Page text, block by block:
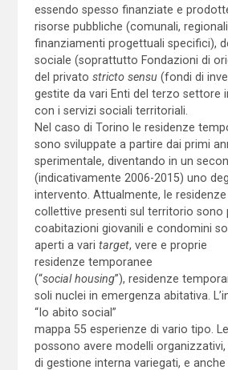
essendo spesso finanziate e
risorse pubbliche (comunali,
finanziamenti progettuali specifici),
sociale (soprattutto Fondazioni di
del privato stricto sensu(fondi di
gestite da vari Enti del terzo settore
con i servizi sociali territoriali.
Nel caso di Torino le residenze
sono sviluppate a partire dai primi
sperimentale, diventando in un
(indicativamente 2006-2015) uno
intervento. Attualmente, le
collettive presenti sul territorio sono
coabitazioni giovanili e condomini
aperti a vari target, vere e proprie
residenze temporanee
(“social housing”), residenze
soli nuclei in emergenza abitativa.
“Io abito social”
mappa 55 esperienze di vario tipo.
possono avere modelli
di gestione interna variegati, e